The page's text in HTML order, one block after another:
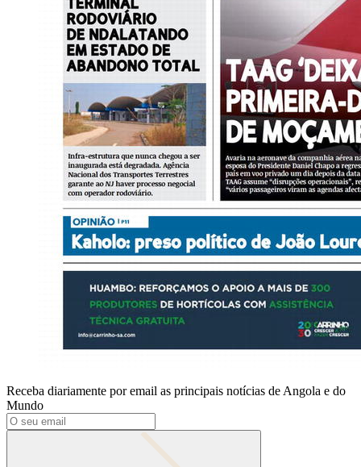
Receba diariamente por email as principais notícias de Angola e do
Mundo